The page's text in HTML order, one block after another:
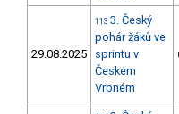
29.08.2025
113 3. Český
pohár žáků ve
sprintu v
Českém
Vrbném